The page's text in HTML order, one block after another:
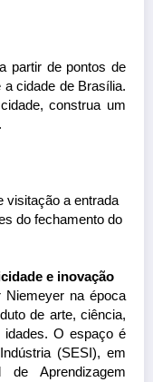
partir de pontos de
cidade de Brasília.
construa um
visitação a entrada
do fechamento do
e inovação
Niemeyer na época
de arte, ciência,
idades. O espaço é
(SESI), em
Aprendizagem